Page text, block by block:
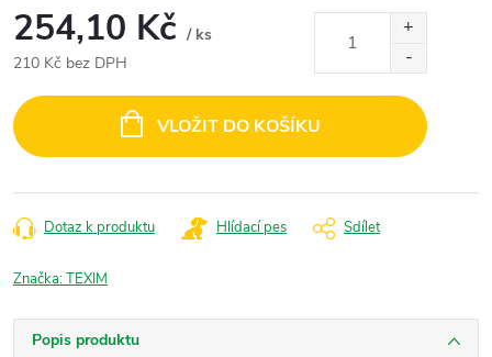
254,10 Kč / ks
210 Kč bez DPH
cena:
VLOŽIT DO KOŠÍKU
Dotaz k produktu Hlídací pes Sdílet
Značka:TEXIM
Popis produktu